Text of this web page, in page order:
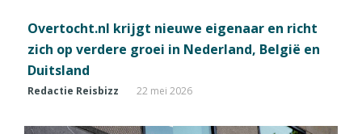
Overtocht.nl krijgt nieuwe eigenaar en richt
zich op verdere groei in Nederland, België en
Duitsland
Redactie Reisbizz 22 mei 2026